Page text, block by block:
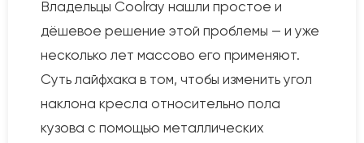
Владельцы Coolray нашли простое и
дёшевое решение этой проблемы — и уже
несколько лет массово его применяют.
Суть лайфхака в том, чтобы изменить угол
наклона кресла относительно пола
кузова с помощью металлических